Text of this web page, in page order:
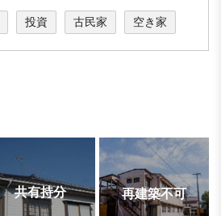
投資 古民家 空き家
共有持分 再建築不可